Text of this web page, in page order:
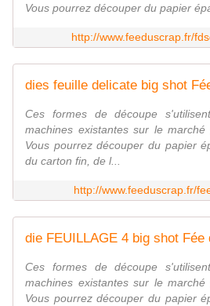
Vous pourrez découper du papier
http://www.feeduscrap.fr/
dies feuille delicate big shot
Ces formes de découpe
machines existantes sur le marché
Vous pourrez découper du papier
du carton fin, de l...
http://www.feeduscrap.fr/
die FEUILLAGE 4 big shot Fée
Ces formes de découpe
machines existantes sur le marché
Vous pourrez découper du papier